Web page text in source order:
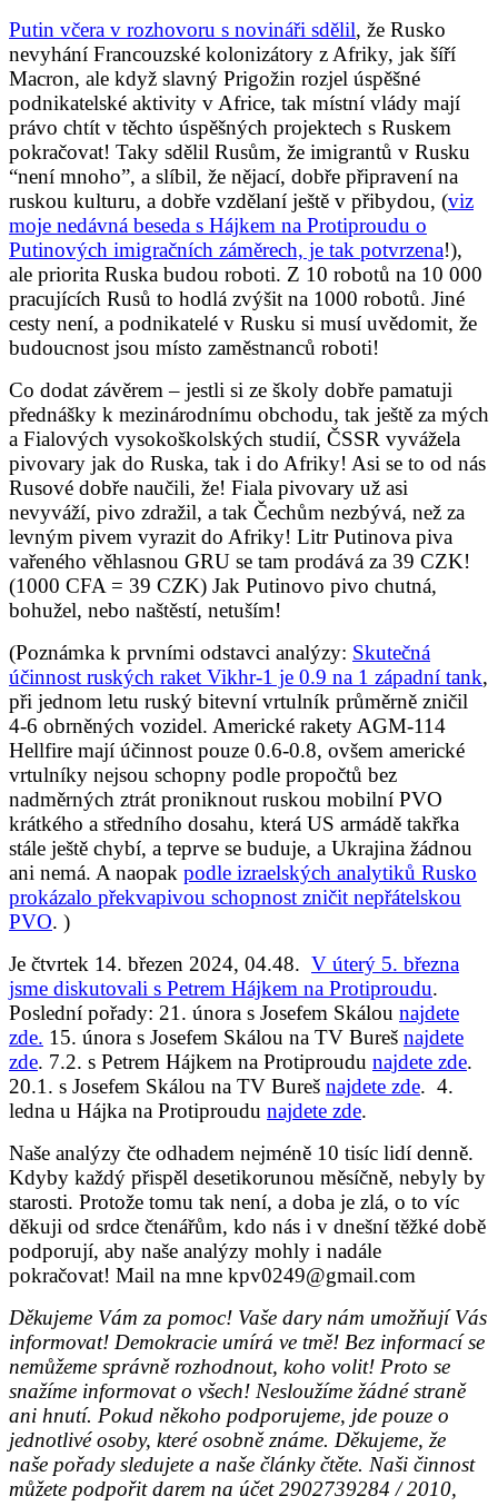
Putin včera v rozhovoru s novináři sdělil, že Rusko
nevyhání Francouzské kolonizátory z Afriky, jak šíří
Macron, ale když slavný Prigožin rozjel úspěšné
podnikatelské aktivity v Africe, tak místní vlády mají
právo chtít v těchto úspěšných projektech s Ruskem
pokračovat! Taky sdělil Rusům, že imigrantů v Rusku
“není mnoho”, a slíbil, že nějací, dobře připravení na
ruskou kulturu, a dobře vzdělaní ještě v přibydou, (viz
moje nedávná beseda s Hájkem na Protiproudu o
Putinových imigračních záměrech, je tak potvrzena!),
ale priorita Ruska budou roboti. Z 10 robotů na 10 000
pracujících Rusů to hodlá zvýšit na 1000 robotů. Jiné
cesty není, a podnikatelé v Rusku si musí uvědomit, že
budoucnost jsou místo zaměstnanců roboti!
Co dodat závěrem – jestli si ze školy dobře pamatuji
přednášky k mezinárodnímu obchodu, tak ještě za mých
a Fialových vysokoškolských studií, ČSSR vyvážela
pivovary jak do Ruska, tak i do Afriky! Asi se to od nás
Rusové dobře naučili, že! Fiala pivovary už asi
nevyváží, pivo zdražil, a tak Čechům nezbývá, než za
levným pivem vyrazit do Afriky! Litr Putinova piva
vařeného věhlasnou GRU se tam prodává za 39 CZK!
(1000 CFA = 39 CZK) Jak Putinovo pivo chutná,
bohužel, nebo naštěstí, netuším!
(Poznámka k prvními odstavci analýzy: Skutečná
účinnost ruských raket Vikhr-1 je 0.9 na 1 západní tank,
při jednom letu ruský bitevní vrtulník průměrně zničil
4-6 obrněných vozidel. Americké rakety AGM-114
Hellfire mají účinnost pouze 0.6-0.8, ovšem americké
vrtulníky nejsou schopny podle propočtů bez
nadměrných ztrát proniknout ruskou mobilní PVO
krátkého a středního dosahu, která US armádě takřka
stále ještě chybí, a teprve se buduje, a Ukrajina žádnou
ani nemá. A naopak podle izraelských analytiků Rusko
prokázalo překvapivou schopnost zničit nepřátelskou
PVO. )
Je čtvrtek 14. březen 2024, 04.48. V úterý 5. března
jsme diskutovali s Petrem Hájkem na Protiproudu.
Poslední pořady: 21. února s Josefem Skálou najdete
zde. 15. února s Josefem Skálou na TV Bureš najdete
zde. 7.2. s Petrem Hájkem na Protiproudu najdete zde.
20.1. s Josefem Skálou na TV Bureš najdete zde. 4.
ledna u Hájka na Protiproudu najdete zde.
Naše analýzy čte odhadem nejméně 10 tisíc lidí denně.
Kdyby každý přispěl desetikorunou měsíčně, nebyly by
starosti. Protože tomu tak není, a doba je zlá, o to víc
děkuji od srdce čtenářům, kdo nás i v dnešní těžké době
podporují, aby naše analýzy mohly i nadále
pokračovat! Mail na mne kpv0249@gmail.com
Děkujeme Vám za pomoc! Vaše dary nám umožňují Vás
informovat! Demokracie umírá ve tmě! Bez informací se
nemůžeme správně rozhodnout, koho volit! Proto se
snažíme informovat o všech! Nesloužíme žádné straně
ani hnutí. Pokud někoho podporujeme, jde pouze o
jednotlivé osoby, které osobně známe. Děkujeme, že
naše pořady sledujete a naše články čtěte. Naši činnost
můžete podpořit darem na účet 2902739284 / 2010,